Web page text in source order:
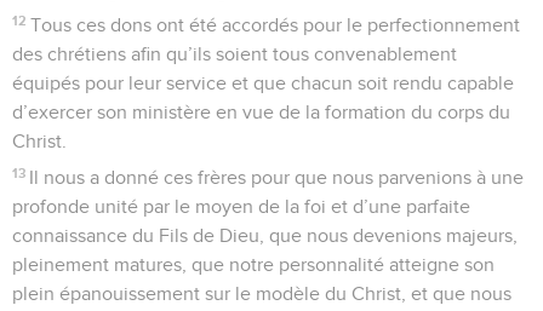
12 Tous ces dons ont été accordés pour le perfectionnement
des chrétiens afin qu’ils soient tous convenablement
équipés pour leur service et que chacun soit rendu capable
d’exercer son ministère en vue de la formation du corps du
Christ.
13 Il nous a donné ces frères pour que nous parvenions à une
profonde unité par le moyen de la foi et d’une parfaite
connaissance du Fils de Dieu, que nous devenions majeurs,
pleinement matures, que notre personnalité atteigne son
plein épanouissement sur le modèle du Christ, et que nous